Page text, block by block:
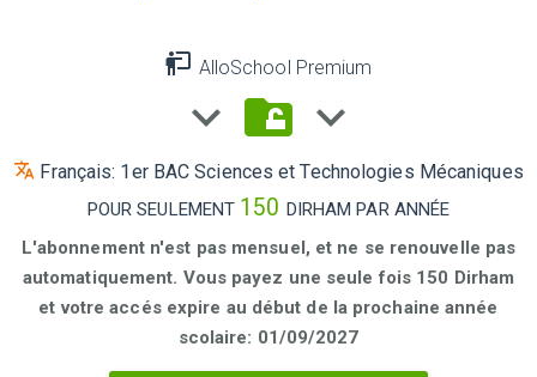
AlloSchool Premium
Français: 1er BAC Sciences et Technologies Mécaniques
POUR SEULEMENT 150 DIRHAM PAR ANNÉE
L'abonnement n'est pas mensuel, et ne se renouvelle pas
automatiquement. Vous payez une seule fois 150 Dirham
et votre accés expire au début de la prochaine année
scolaire: 01/09/2027